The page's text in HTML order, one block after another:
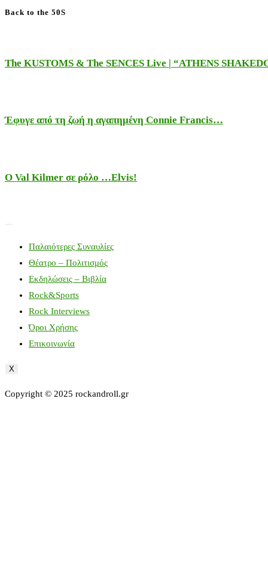
Back to the 50S
The KUSTOMS & The SENCES Live | “ATHENS
Έφυγε από τη ζωή η αγαπημένη Connie Francis…
Ο Val Kilmer σε ρόλο …Elvis!
Παλαιότερες Συναυλίες
Θέατρο – Πολιτισμός
Εκδηλώσεις – Βιβλία
Rock&Sports
Rock Interviews
Όροι Χρήσης
Επικοινωνία
X
Copyright © 2025 rockandroll.gr